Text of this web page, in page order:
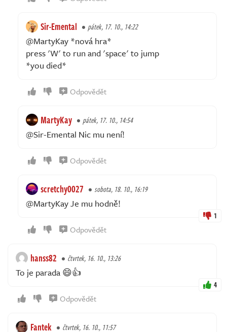
Sir-Emental pátek, 17. 10., 14:22
@MartyKay *nová hra*
press 'W' to run and 'space' to jump
*you died*
Odpovědět
MartyKay pátek, 17. 10., 14:54
@Sir-Emental Nic mu není!
Odpovědět
scretchy0027 sobota, 18. 10., 16:19
@MartyKay Je mu hodně!
1
Odpovědět
hanss82 čtvrtek, 16. 10., 13:26
To je parada 😄👍
4
Odpovědět
Fantek čtvrtek, 16. 10., 11:57